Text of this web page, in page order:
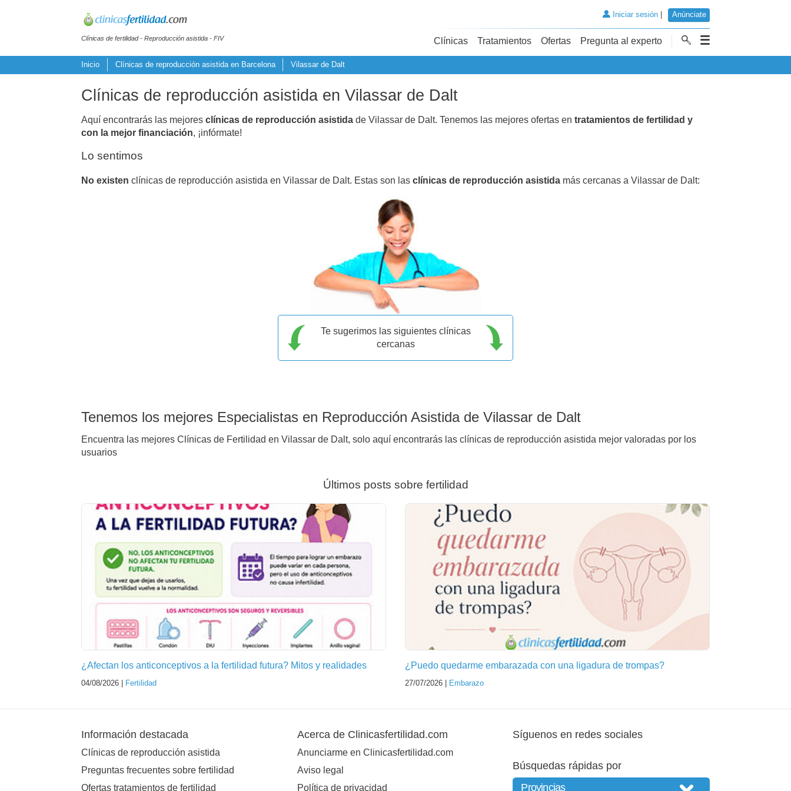
Clínicas de fertilidad - Reproducción asistida - FIV
Iniciar sesión| Anúnciate
Clínicas Tratamientos Ofertas Pregunta al experto
Inicio Clínicas de reproducción asistida en Barcelona Vilassar de Dalt
Clínicas de reproducción asistida en Vilassar de Dalt
Aquí encontrarás las mejores clínicas de reproducción asistida de Vilassar de Dalt. Tenemos las mejores ofertas en tratamientos de fertilidad y
con la mejor financiación, ¡infórmate!
Lo sentimos
No existen clínicas de reproducción asistida en Vilassar de Dalt. Estas son las clínicas de reproducción asistida más cercanas a Vilassar de Dalt:
Te sugerimos las siguientes clínicas
cercanas
Tenemos los mejores Especialistas en Reproducción Asistida de Vilassar de Dalt
Encuentra las mejores Clínicas de Fertilidad en Vilassar de Dalt, solo aquí encontrarás las clínicas de reproducción asistida mejor valoradas por los
usuarios
Últimos posts sobre fertilidad
¿Afectan los anticonceptivos a la fertilidad futura? Mitos y realidades
04/08/2026 | Fertilidad
¿Puedo quedarme embarazada con una ligadura de trompas?
27/07/2026 | Embarazo
Información destacada
Clínicas de reproducción asistida
Preguntas frecuentes sobre fertilidad
Ofertas tratamientos de fertilidad
Acerca de Clinicasfertilidad.com
Anunciarme en Clinicasfertilidad.com
Aviso legal
Política de privacidad
Síguenos en redes sociales
Búsquedas rápidas por